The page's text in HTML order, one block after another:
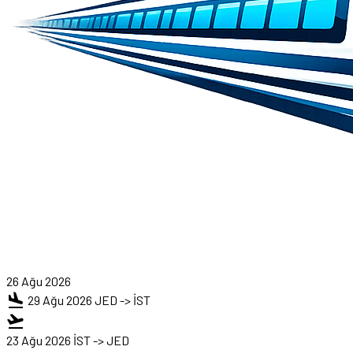
26 Ağu 2026
flight_land 29 Ağu 2026 JED -> İST
flight_takeoff
23 Ağu 2026 İST -> JED